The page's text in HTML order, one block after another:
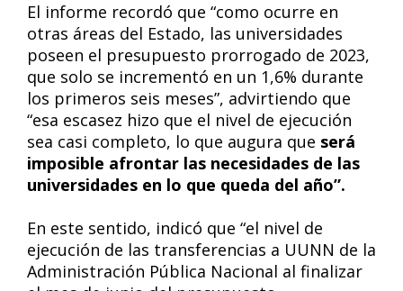
El informe recordó que “como ocurre en
otras áreas del Estado, las universidades
poseen el presupuesto prorrogado de 2023,
que solo se incrementó en un 1,6% durante
los primeros seis meses”, advirtiendo que
“esa escasez hizo que el nivel de ejecución
sea casi completo, lo que augura que será
imposible afrontar las necesidades de las
universidades en lo que queda del año”.
En este sentido, indicó que “el nivel de
ejecución de las transferencias a UUNN de la
Administración Pública Nacional al finalizar